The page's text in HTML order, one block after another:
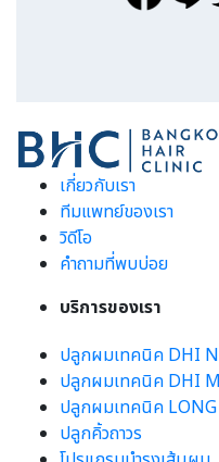
เกี่ยวกับเรา
ทีมแพทย์ของเรา
วิดีโอ
คำถามที่พบบ่อย
บริการของเรา
ปลูกผมเทคนิค DHI
ปลูกผมเทคนิค DHI
ปลูกผมเทคนิค
ปลูกคิ้วถาวร